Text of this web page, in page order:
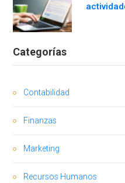
Categorías
Contabilidad
Finanzas
Marketing
Recursos Humanos